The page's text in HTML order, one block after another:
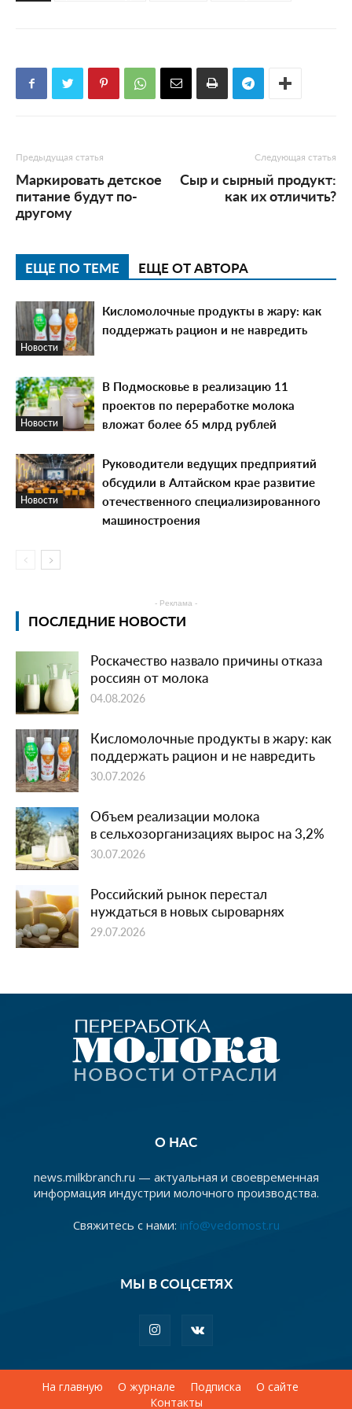
Предыдущая статья
Маркировать детское
питание будут по-
другому
Следующая статья
Сыр и сырный продукт:
как их отличить?
ЕЩЕ ПО ТЕМЕ ЕЩЕ ОТ АВТОРА
Новости
Кисломолочные продукты в жару: как
поддержать рацион и не навредить
Новости
В Подмосковье в реализацию 11
проектов по переработке молока
вложат более 65 млрд рублей
Новости
Руководители ведущих предприятий
обсудили в Алтайском крае развитие
отечественного специализированного
машиностроения
- Реклама -
ПОСЛЕДНИЕ НОВОСТИ
Роскачество назвало причины отказа
россиян от молока
04.08.2026
Кисломолочные продукты в жару: как
поддержать рацион и не навредить
30.07.2026
Объем реализации молока
в сельхозорганизациях вырос на 3,2%
30.07.2026
Российский рынок перестал
нуждаться в новых сыроварнях
29.07.2026
О НАС
news.milkbranch.ru — актуальная и своевременная
информация индустрии молочного производства.
Свяжитесь с нами: info@vedomost.ru
МЫ В СОЦСЕТЯХ
На главную О журнале Подписка
О сайте
Контакты